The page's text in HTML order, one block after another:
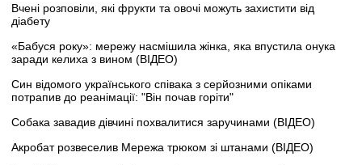
Вчені розповіли, які фрукти та овочі можуть захистити від
діабету
«Бабуся року»: мережу насмішила жінка, яка впустила онука
заради келиха з вином (ВІДЕО)
Син відомого українського співака з серйозними опіками
потрапив до реанімації: "Він почав горіти"
Собака завадив дівчині похвалитися заручинами (ВІДЕО)
Акробат розвеселив Мережа трюком зі штанами (ВІДЕО)